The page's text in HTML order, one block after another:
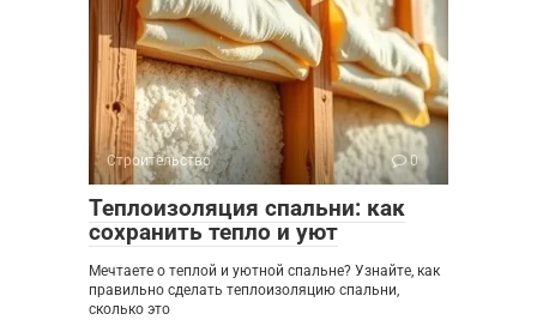
Строительство 0
Теплоизоляция спальни: как
сохранить тепло и уют
Мечтаете о теплой и уютной спальне? Узнайте, как
правильно сделать теплоизоляцию спальни,
сколько это